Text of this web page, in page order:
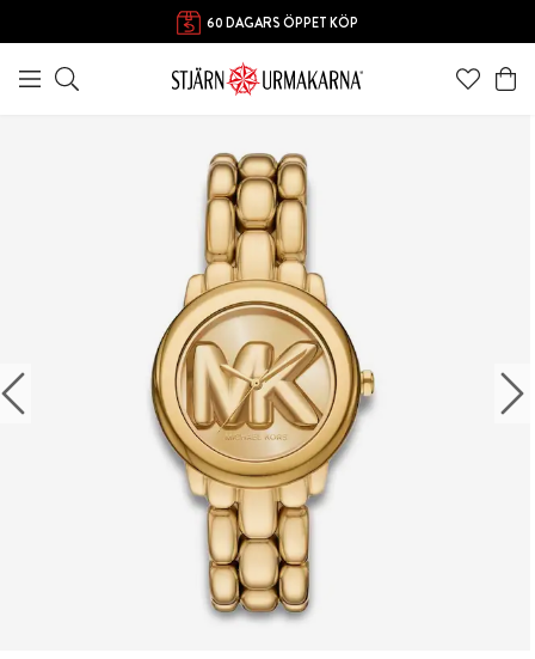
60 DAGARS ÖPPET KÖP